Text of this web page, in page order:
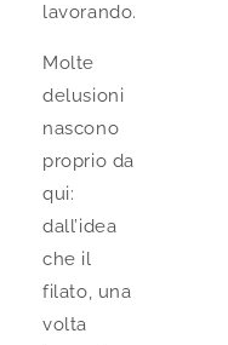
lavorando.
Molte
delusioni
nascono
proprio da
qui:
dall’idea
che il
filato, una
volta